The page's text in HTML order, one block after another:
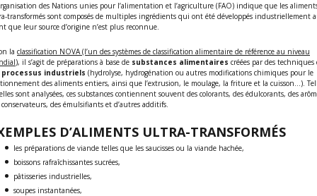
des Nations unies pour l’alimentation et l’agriculture (FAO) indique que les
transformés sont composés de multiples ingrédients qui ont été développés industriellement
que leur source d’origine n’est plus reconnue.
la classification NOVA (l’un des systèmes de classification alimentaire de référence au niveau
), il s’agit de préparations à base de substances alimentaires créées par des techniques
processus industriels (hydrolyse, hydrogénation ou autres modifications chimiques pour le
des aliments entiers, ainsi que l’extrusion, le moulage, la friture et la cuisson…).
sont analysées, ces substances contiennent souvent des colorants, des édulcorants, des
conservateurs, des émulsifiants et d’autres additifs.
D’ALIMENTS ULTRA-TRANSFORMÉS
les préparations de viande telles que les saucisses ou la viande hachée,
boissons rafraîchissantes sucrées,
pâtisseries industrielles,
soupes instantanées,